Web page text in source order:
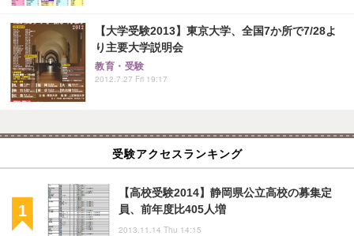
【大学受験2013】東京大学、全国7か所で7/28よ
り主要大学説明会
教育・受験
2012.7.27 Fri 19:17
受験アクセスランキング
【高校受験2014】静岡県公立高校の募集定
員、前年度比405人増
2013.11.14 Thu 14:15